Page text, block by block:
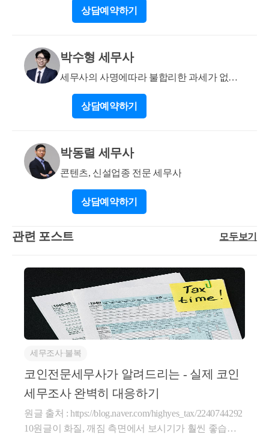
‘자금출처조사’는 소득·지출 분석시스템(PCI시스템)
등을 통해 국세청이 개인의 부동산 등 자산취득액, 부
하여 신고된 자금출처인 종합소득 신고액, 증여 및 상
속재산 신고액, 은행 채무내역보다 과다한 경우 자금
출처조사 대상자로 선정하여 증여세를 추징할 수 있습
익에 대해서는 소명 요청 및 자금출처조사가 진행되고
여 세금을 추징 당할 수 있습니다. 이렇게 억울하게 세
금을 납부하는 상황이 방지하기 위해서는 거래형식에
따라 코인수익을 입증할 수 있는 자료들을 준비해놓아
식에 따라 각각 입증자료는 달라집니다.
250 또는 cta_moonyh@naver.com으로 연락을 주셔도 됩
상담예약하기
박수형 세무사
세무사의 사명에따라 불합리한 과세가 없도
록 하겠습니다.
상담예약하기
박동렬 세무사
콘텐츠, 신설업종 전문 세무사
상담예약하기
관련 포스트 모두보기
세무조사∙불복
코인전문세무사가 알려드리는 - 실제 코인
세무조사 완벽히 대응하기
원글 출처 : https://blog.naver.com/highyes_tax/2240744292
10원글이 화질, 깨짐 측면에서 보시기가 훨씬 좋습니